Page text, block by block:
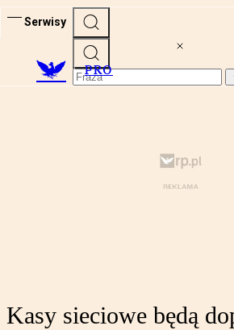
Serwisy
PRO
Kasy sieciowe będą